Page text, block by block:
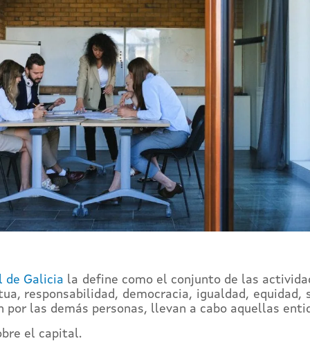
de Galicia la define como el conjunto de las
responsabilidad, democracia, igualdad,
las demás personas, llevan a cabo aquellas
el capital.